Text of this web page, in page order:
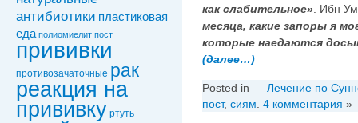
антибиотики пластиковая
еда полиомиелит пост
прививки
противозачаточные рак
реакция на
прививку ртуть
как слабительное». Ибн
месяца, какие запоры я
которые наедаются
(далее…)
Posted in — Лечение по
пост, сиям 4 комментария »